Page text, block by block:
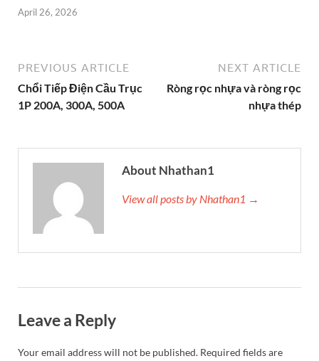
April 26, 2026
PREVIOUS ARTICLE
Chổi Tiếp Điện Cầu Trục
1P 200A, 300A, 500A
NEXT ARTICLE
Ròng rọc nhựa và ròng rọc
nhựa thép
About Nhathan1
View all posts by Nhathan1 →
Leave a Reply
Your email address will not be published. Required fields are